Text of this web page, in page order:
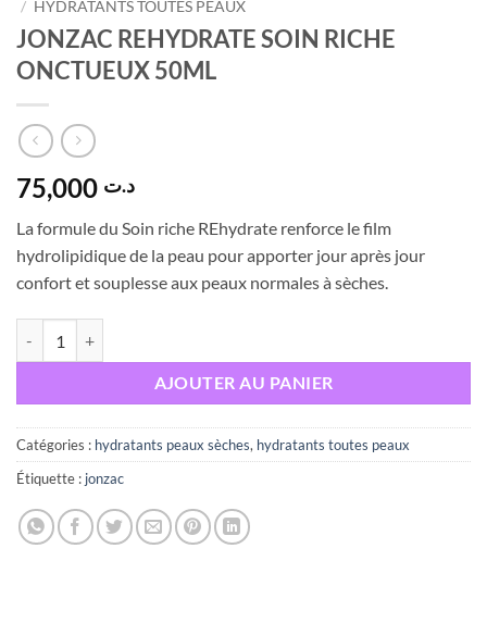
/ HYDRATANTS TOUTES PEAUX
JONZAC REHYDRATE SOIN RICHE
ONCTUEUX 50ML
د.ت
La formule du Soin riche REhydrate renforce le film
hydrolipidique de la peau pour apporter jour après jour
confort et souplesse aux peaux normales à sèches.
AJOUTER AU PANIER
Catégories : hydratants peaux sèches, hydratants toutes peaux
Étiquette : jonzac